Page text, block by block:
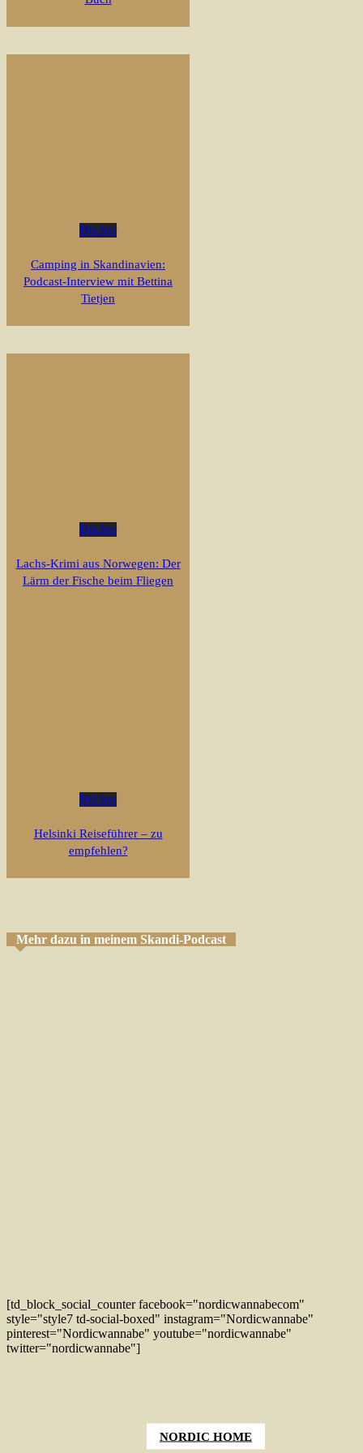
Bücher
Camping in Skandinavien:
Podcast-Interview mit Bettina
Tietjen
Bücher
Lachs-Krimi aus Norwegen: Der
Lärm der Fische beim Fliegen
Bücher
Helsinki Reiseführer – zu
empfehlen?
Mehr dazu in meinem Skandi-Podcast
[td_block_social_counter facebook="nordicwannabecom"
style="style7 td-social-boxed" instagram="Nordicwannabe"
pinterest="Nordicwannabe" youtube="nordicwannabe"
twitter="nordicwannabe"]
NORDIC HOME